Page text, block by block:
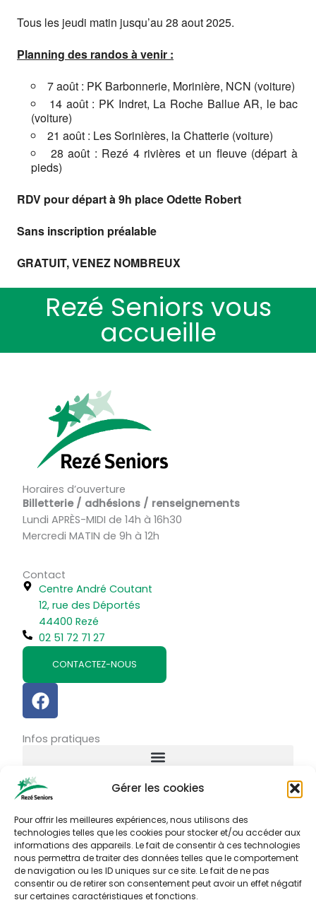
Gérer les cookies
Pour offrir les meilleures expériences, nous utilisons des
technologies telles que les cookies pour stocker et/ou accéder aux
informations des appareils. Le fait de consentir à ces technologies
nous permettra de traiter des données telles que le comportement
de navigation ou les ID uniques sur ce site. Le fait de ne pas
consentir ou de retirer son consentement peut avoir un effet négatif
sur certaines caractéristiques et fonctions.
Tous les jeudi matin jusqu’au 28 aout 2025.
Planning des randos à venir :
7 août : PK Barbonnerie, Morinière, NCN (voiture)
14 août : PK Indret, La Roche Ballue AR, le bac
(voiture)
21 août : Les Sorinières, la Chatterie (voiture)
28 août : Rezé 4 rivières et un fleuve (départ à
pieds)
RDV pour départ à 9h place Odette Robert
Sans inscription préalable
GRATUIT, VENEZ NOMBREUX
Rezé Seniors vous
accueille
Horaires d’ouverture
Billetterie / adhésions / renseignements
Lundi APRÈS-MIDI de 14h à 16h30
Mercredi MATIN de 9h à 12h
Contact
Centre André Coutant
12, rue des Déportés
44400 Rezé
02 51 72 71 27
CONTACTEZ-NOUS
F
a
c
e
o
o
k
Infos pratiques
Connexion
Mot de passe